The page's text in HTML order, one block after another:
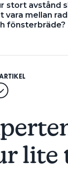
stort avstånd
vara mellan
fönsterbräde?
lite